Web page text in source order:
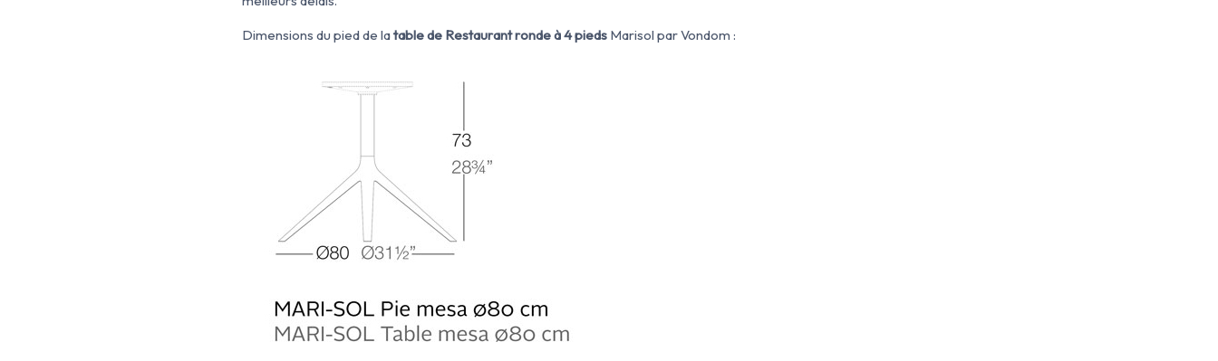
Dimensions du pied de latable de Restaurant ronde à 4 pieds Marisol par Vondom :